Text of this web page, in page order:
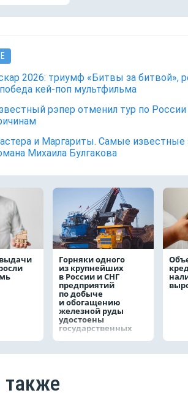
2026: триумф «Битвы за битвой»,
кей-поп мультфильма
рэпер отменил тур по
и Маргариты. Самые известные
Михаила Булгакова
Горняки одного
из крупнейших
в России и СНГ
предприятий
по добыче
и обогащению
железной руды
удостоены
государственных
наград
также